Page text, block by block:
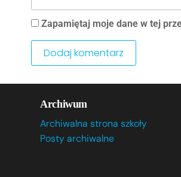
Zapamiętaj moje dane w tej
Archiwum
Archiwalna strona szkoły
Posty archiwalne